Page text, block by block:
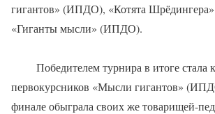
гигантов» (ИПДО), «Котята
«Гиганты мысли» (ИПДО).
Победителем турнира в итоге стала
первокурсников «Мысли гигантов»
финале обыграла своих же товарищей-